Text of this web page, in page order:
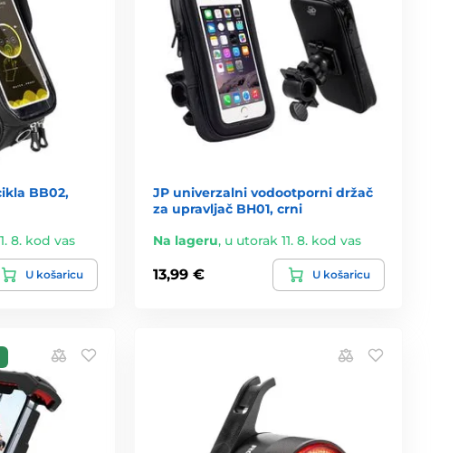
BB02,
8. kod vas
U košaricu
JP univerzalni vodootporni držač
za upravljač BH01, crni
Na lageru, u utorak 11. 8. kod vas
13,99 € U košaricu